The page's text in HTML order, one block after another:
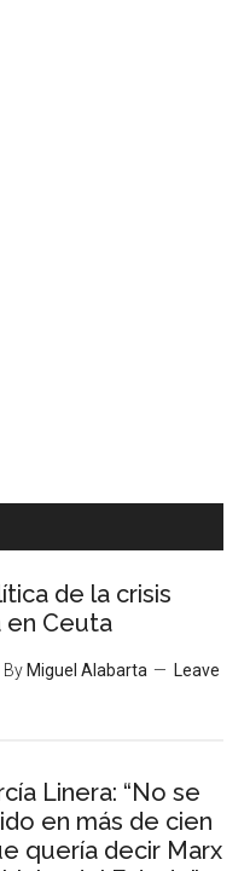
de la crisis
en Ceuta
By Miguel Alabarta
Leave
Linera: “No se
en más de cien
quería decir Marx